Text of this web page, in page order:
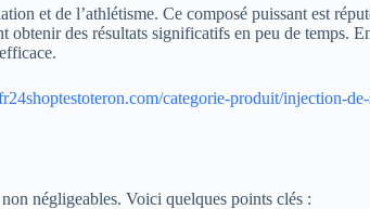
et de l’athlétisme. Ce composé puissant est
des résultats significatifs en peu de temps.
categorie-produit/injection-
négligeables. Voici quelques points clés :